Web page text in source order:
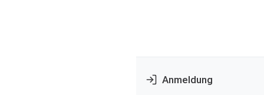
Anmeldung